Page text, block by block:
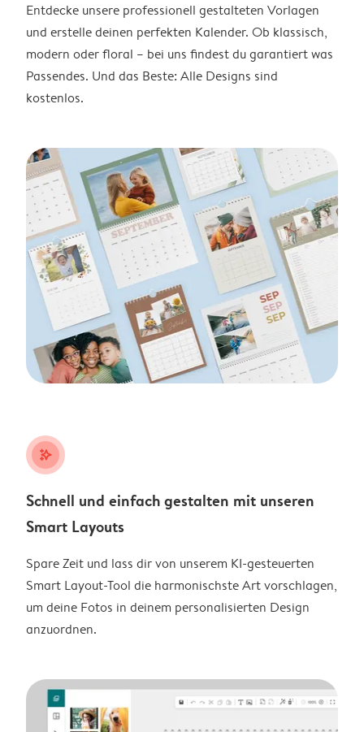
Entdecke unsere professionell gestalteten Vorlagen
und erstelle deinen perfekten Kalender. Ob klassisch,
modern oder floral – bei uns findest du garantiert was
Passendes. Und das Beste: Alle Designs sind
kostenlos.
stars_plus
Schnell und einfach gestalten mit unseren
Smart Layouts
Spare Zeit und lass dir von unserem KI-gesteuerten
Smart Layout-Tool die harmonischste Art vorschlagen,
um deine Fotos in deinem personalisierten Design
anzuordnen.